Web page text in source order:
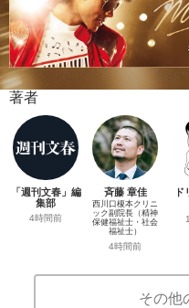
著者
「週刊文春」編
集部
4時間前
斉藤 章佳
西川口榎本クリニ
ック副院長（精神
保健福祉士・社会
福祉士）
4時間前
ド
その他